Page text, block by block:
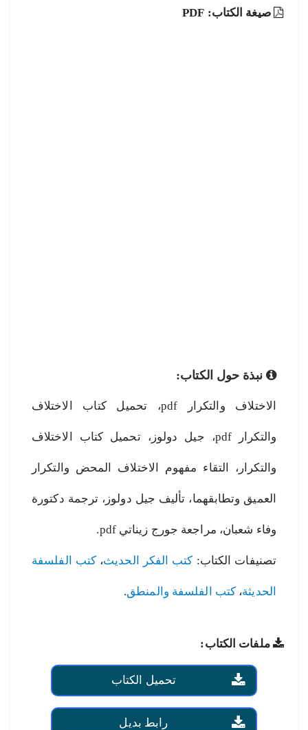
صيغة الكتاب: PDF
نبذة حول الكتاب:
الاختلاف والتكرار pdf، تحميل كتاب الاختلاف
والتكرار pdf، جيل دولوز، تحميل كتاب الاختلاف
والتكرار، التقاء مفهوم الاختلاف المحض والتكرار
العميق وتطابقهما، تأليف جيل دولوز، ترجمة دكتورة
وفاء شعبان، مراجعة جورج زيناتي pdf.
تصنيفات الكتاب: كتب الفكر الحديث، كتب الفلسفة
الحديثة، كتب الفلسفة والمنطق.
ملفات الكتاب:
تحميل الكتاب
رابط بديل